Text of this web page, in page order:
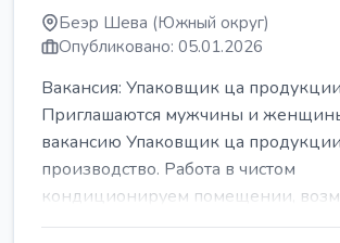
Беэр Шева (Южный округ)
Опубликовано: 05.01.2026
Вакансия: Упаковщик ца продукции
Приглашаются мужчины и
вакансию Упаковщик ца
производство. Работа в чистом
кондиционируем помещении,
работать сидя. Работа с воскресен...